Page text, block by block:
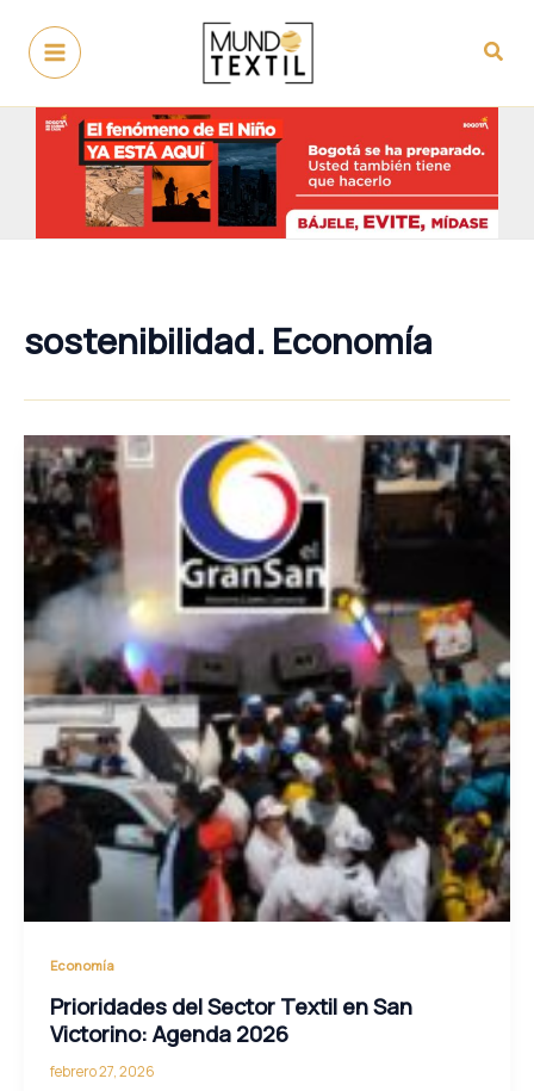
contenido
sostenibilidad. Economía
Economía
Prioridades del Sector Textil en San
Victorino: Agenda 2026
febrero 27, 2026